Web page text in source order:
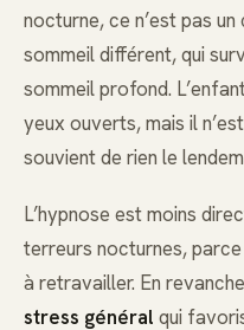
nocturne, ce n’est pas
sommeil différent, qui
sommeil profond.
yeux ouverts, mais il
souvient de rien le
L’hypnose est moins
terreurs nocturnes, parce
à retravailler. En
stress général qui